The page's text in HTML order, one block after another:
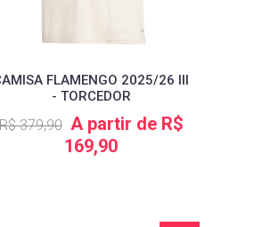
FLAMENGO 2025/26 III
- TORCEDOR
379,90 A partir de R$
169,90